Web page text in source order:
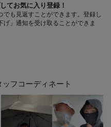
てお気に入り登録！
も見返すことができます。登録し
」通知を受け取ることができま
フコーディネート